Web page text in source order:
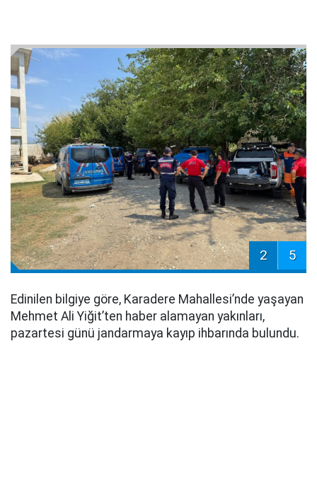
2 5
Edinilen bilgiye göre, Karadere Mahallesi’nde yaşayan
Mehmet Ali Yiğit’ten haber alamayan yakınları,
pazartesi günü jandarmaya kayıp ihbarında bulundu.